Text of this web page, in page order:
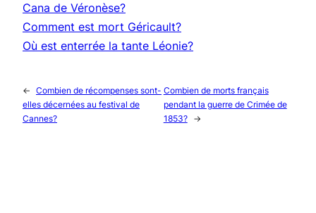
Cana de Véronèse?
Comment est mort Géricault?
Où est enterrée la tante Léonie?
← Combien de récompenses sont-
elles décernées au festival de
Cannes?
Combien de morts français
pendant la guerre de Crimée de
1853?
→